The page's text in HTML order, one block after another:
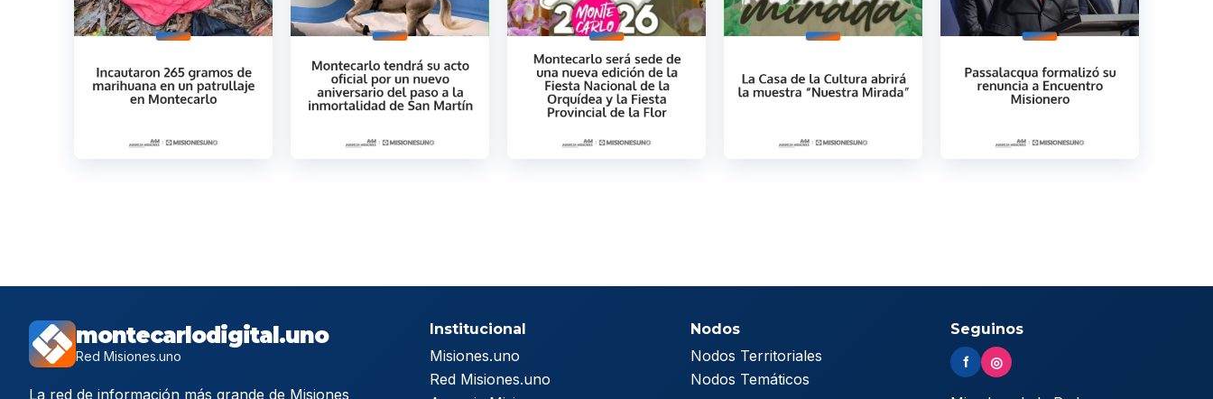
montecarlodigital.uno
Red Misiones.uno
La red de información más grande de Misiones
Institucional
Misiones.uno
Red Misiones.uno
Nodos
Nodos Territoriales
Nodos Temáticos
Seguinos
f ◎